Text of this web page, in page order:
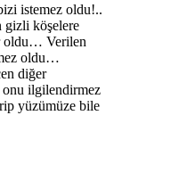
istemez oldu!..
gizli köşelere
oldu… Verilen
oldu…
diğer
onu ilgilendirmez
yüzümüze bile